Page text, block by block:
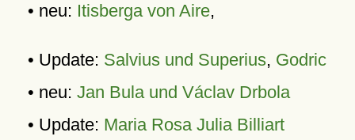
• neu: Itisberga von Aire,
• Update: Salvius und Superius, Godric
• neu: Jan Bula und Václav Drbola
• Update: Maria Rosa Julia Billiart